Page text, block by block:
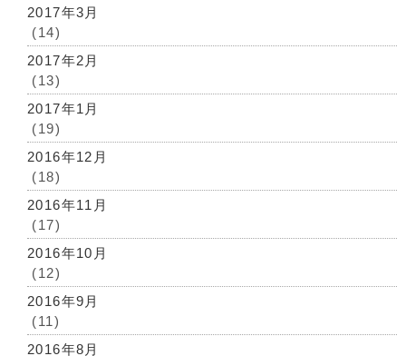
2017年3月
(14)
2017年2月
(13)
2017年1月
(19)
2016年12月
(18)
2016年11月
(17)
2016年10月
(12)
2016年9月
(11)
2016年8月